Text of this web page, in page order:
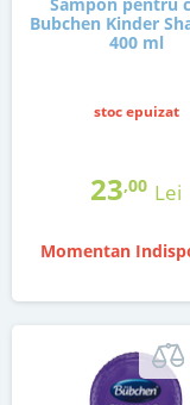
Bubchen Kinder
400 ml
stoc epuizat
23,00 Lei
Momentan